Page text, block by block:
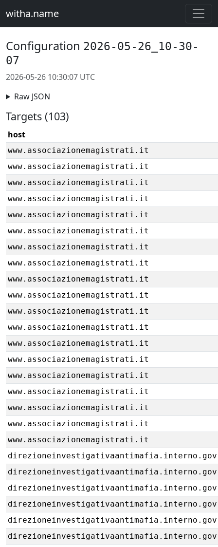
witha.name
Configuration 2026-05-26_10-30-
07
2026-05-26 10:30:07 UTC
Raw JSON
Targets (103)
host
www.associazionemagistrati.it
www.associazionemagistrati.it
www.associazionemagistrati.it
www.associazionemagistrati.it
www.associazionemagistrati.it
www.associazionemagistrati.it
www.associazionemagistrati.it
www.associazionemagistrati.it
www.associazionemagistrati.it
www.associazionemagistrati.it
www.associazionemagistrati.it
www.associazionemagistrati.it
www.associazionemagistrati.it
www.associazionemagistrati.it
www.associazionemagistrati.it
www.associazionemagistrati.it
www.associazionemagistrati.it
www.associazionemagistrati.it
www.associazionemagistrati.it